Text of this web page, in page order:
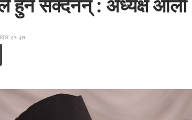
हुनै सक्दैनन् : अध्यक्ष ओली
२१:३७